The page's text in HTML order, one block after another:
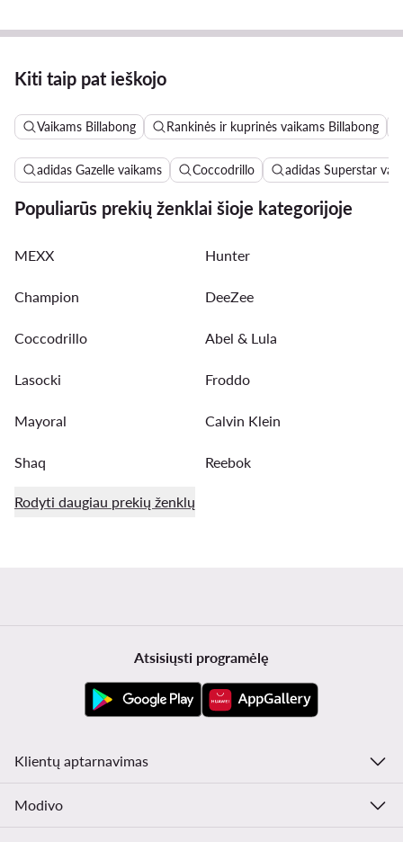
Kiti taip pat ieškojo
Vaikams Billabong Rankinės ir kuprinės vaikams Billabong
adidas Gazelle vaikams Coccodrillo adidas Superstar
Populiarūs prekių ženklai šioje kategorijoje
MEXX Hunter
Champion DeeZee
Coccodrillo Abel & Lula
Lasocki Froddo
Mayoral Calvin Klein
Shaq Reebok
Rodyti daugiau prekių ženklų
Atsisiųsti programėlę
Klientų aptarnavimas
Modivo